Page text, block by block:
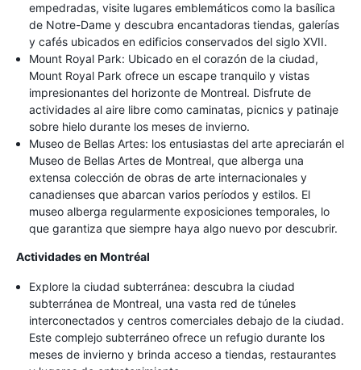
empedradas, visite lugares emblemáticos como la basílica
de Notre-Dame y descubra encantadoras tiendas, galerías
y cafés ubicados en edificios conservados del siglo XVII.
Mount Royal Park: Ubicado en el corazón de la ciudad,
Mount Royal Park ofrece un escape tranquilo y vistas
impresionantes del horizonte de Montreal. Disfrute de
actividades al aire libre como caminatas, picnics y patinaje
sobre hielo durante los meses de invierno.
Museo de Bellas Artes: los entusiastas del arte apreciarán el
Museo de Bellas Artes de Montreal, que alberga una
extensa colección de obras de arte internacionales y
canadienses que abarcan varios períodos y estilos. El
museo alberga regularmente exposiciones temporales, lo
que garantiza que siempre haya algo nuevo por descubrir.
Actividades en Montréal
Explore la ciudad subterránea: descubra la ciudad
subterránea de Montreal, una vasta red de túneles
interconectados y centros comerciales debajo de la ciudad.
Este complejo subterráneo ofrece un refugio durante los
meses de invierno y brinda acceso a tiendas, restaurantes